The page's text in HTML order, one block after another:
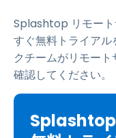
Splashtop リモート
すぐ無料トライア
クチームがリモー
確認してください。